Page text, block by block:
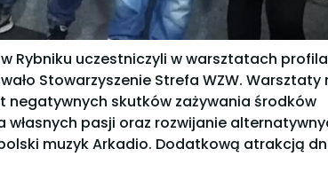
Rybniku uczestniczyli w warsztatach
Stowarzyszenie Strefa WZW. Warsztaty
skutków zażywania środków
pasji oraz rozwijanie
muzyk Arkadio. Dodatkową atrakcją